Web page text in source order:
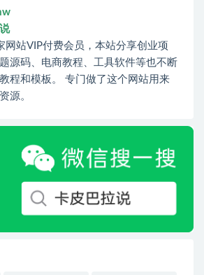
网站VIP付费会员，本站分享创业项
源码、电商教程、工具软件等也不断
程和模板。 专门做了这个网站用来
源。